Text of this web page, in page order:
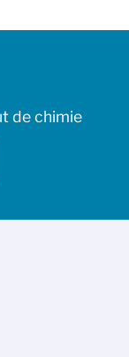
de chimie